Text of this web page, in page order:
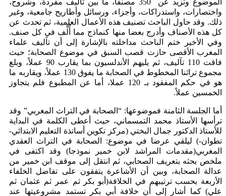
واختصارات، واستدراكات، وأجزاء، ورسائل وأطاريح جامعية، وغير
ذلك. وقد حاول الباحث تصنيف هذه الأعمال العلمية، ثم تحدث عن
كل هذه الأصناف وأدرج بعضا منها كنماذج مما أُلِّف في كل صنف.
وفي الأخير ختم الباحث مداخلته بالإشارة إلى أن تآليف علماء
المغرب الأقصى حازت قصب السبق في موضوع الصحابة؛ حيث
فاقت 110 تآليف، ثم يليهم الأندلسيون بما يقارب 90 عملاً، وبلغ
مجموع تراثنا المخطوط في الصحابة ما يفوق 130 عملاً، ويقاربه ما
هو في حكم المفقود بـ 120 عملا، أما عن المطبوع فلم يتجاوز
الخمسين عملاً.
أما الجلسة الثامنة فموضوعها: “الصحابة في التراث المغربي” وقد
ترأسها الأستاذ محمد التمسماني، حيث أعطى الكلمة في البداية
للأستاذ الدكتور جمال البختي (مركز تكوين أساتذة التعليم الابتدائي-
تطوان-) ليلقي عرضا في موضوع: الصحابة في التراث العقدي
المغربي(مقدمات المراشد لابن خمير نموذجا) وقد اكتفى في
ملخص بحثه بتعريف الصحابي، ثم انتقل إلى موقف ابن خمير من
عدالة الصحابة، وبين أن الأشاعرة يتفقون على تفاضل الخلفاء
الأربعة بحسب ترتيبهم في الخلافة(أبو بكر ثم عمر ثم عثمان ثم
علي) كما أشار إلى أن خلافة أبي بكر تستمد مشروعيتها عند